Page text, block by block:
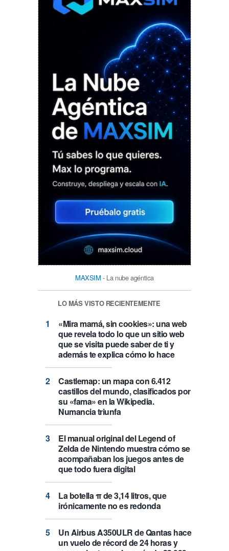
MAXSIM - La nube agéntica
LO MÁS VISTO RECIENTEMENTE
«Mira mamá, sin cookies»: una web
que revela todo lo que un sitio web
que se visita puede saber de ti y
además te explica cómo lo hace
Castlemap: un mapa con 6.412
castillos del mundo, clasificados por
su «fama» en la Wikipedia.
Numancia triunfa
El manual original del Legend of
Zelda de Nintendo muestra cómo se
acompañaban los juegos antes de
que todo fuera digital
La botella π de 3,14 litros, que
irónicamente no es redonda
Un Airbus A350ULR de Qantas hace
un vuelo de récord de 24 horas y